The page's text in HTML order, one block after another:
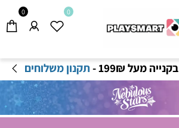
פעיל- ייתכנו זמני אספקה ארוכים
בהתאם לתקנון!
0 0